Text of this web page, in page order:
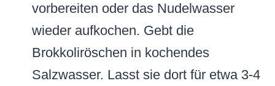
vorbereiten oder das Nudelwasser
wieder aufkochen. Gebt die
Brokkoliröschen in kochendes
Salzwasser. Lasst sie dort für etwa 3-4